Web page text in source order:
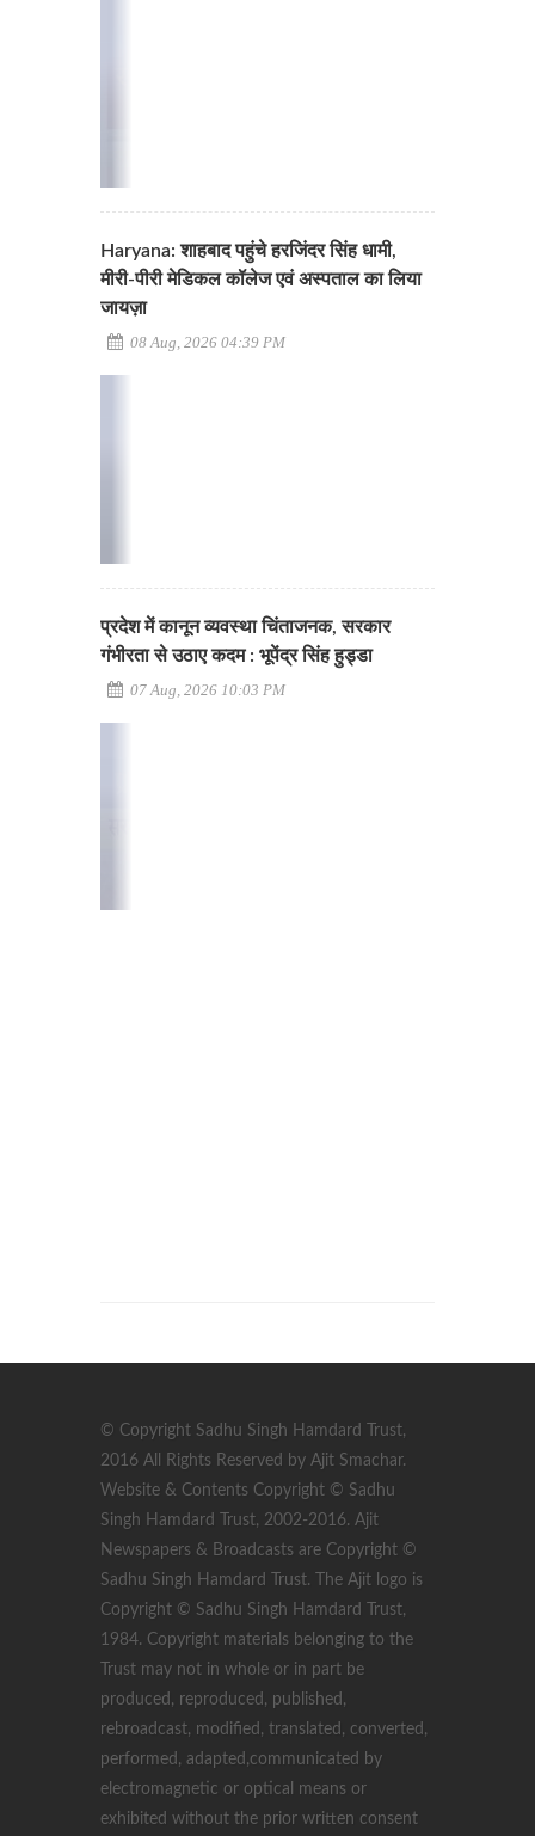
Haryana: शाहबाद पहुंचे हरजिंदर सिंह धामी,
मीरी-पीरी मेडिकल कॉलेज एवं अस्पताल का लिया
जायज़ा
08 Aug, 2026 04:39 PM
प्रदेश में कानून व्यवस्था चिंताजनक, सरकार
गंभीरता से उठाए कदम : भूपेंद्र सिंह हुड्डा
07 Aug, 2026 10:03 PM
© Copyright Sadhu Singh Hamdard Trust,
2016 All Rights Reserved by Ajit Smachar.
Website & Contents Copyright © Sadhu
Singh Hamdard Trust, 2002-2016. Ajit
Newspapers & Broadcasts are Copyright ©
Sadhu Singh Hamdard Trust. The Ajit logo is
Copyright © Sadhu Singh Hamdard Trust,
1984. Copyright materials belonging to the
Trust may not in whole or in part be
produced, reproduced, published,
rebroadcast, modified, translated, converted,
performed, adapted,communicated by
electromagnetic or optical means or
exhibited without the prior written consent